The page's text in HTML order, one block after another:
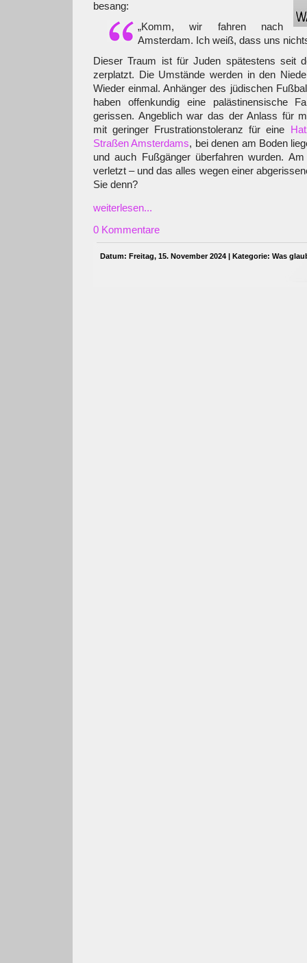
besang:
„Komm, wir fahren nach
Amsterdam. Ich weiß, dass uns
Dieser Traum ist für Juden spätestens seit
zerplatzt. Die Umstände werden in den
Wieder einmal. Anhänger des jüdischen
haben offenkundig eine palästinensische
gerissen. Angeblich war das der Anlass für
mit geringer Frustrationstoleranz für eine
Straßen Amsterdams, bei denen am Boden
und auch Fußgänger überfahren wurden.
verletzt – und das alles wegen einer
Sie denn?
weiterlesen...
0 Kommentare
Datum: Freitag, 15. November 2024 | Kategorie: Was